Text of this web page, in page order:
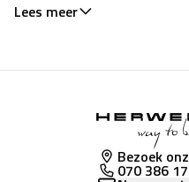
Lees meer
Bezoek
070 386